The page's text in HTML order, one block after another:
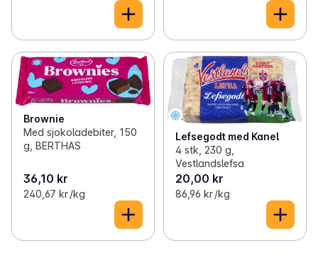
Brownie
Med sjokoladebiter, 150
g, BERTHAS
36,10 kr
240,67 kr /kg
Lefsegodt med Kanel
4 stk, 230 g,
Vestlandslefsa
20,00 kr
86,96 kr /kg